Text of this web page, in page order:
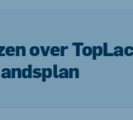
over TopLac